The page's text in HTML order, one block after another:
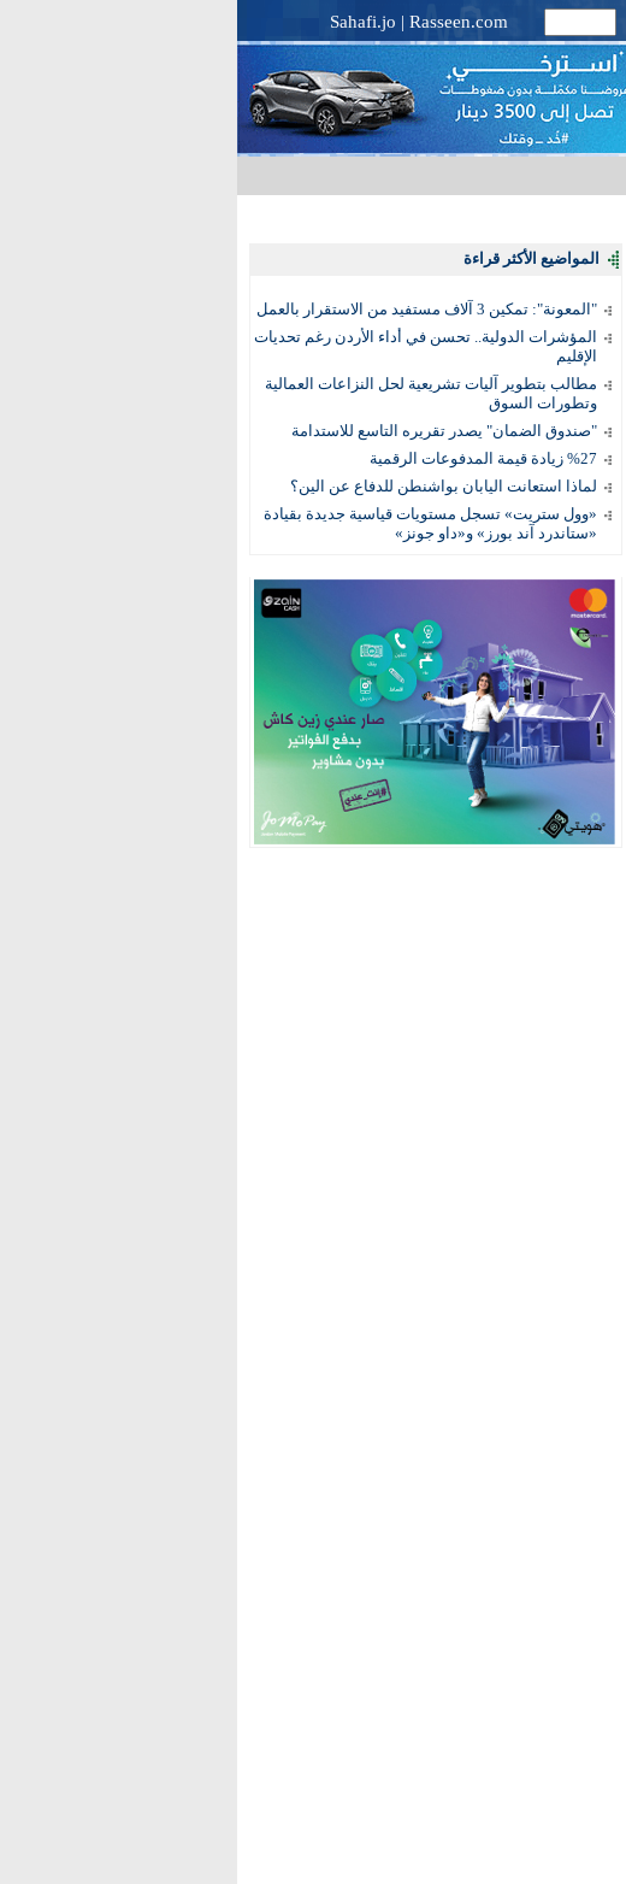
Sahafi.jo | Rasseen.com
المواضيع الأكثر قراءة
"المعونة": تمكين 3 آلاف مستفيد من الاستقرار بالعمل
المؤشرات الدولية.. تحسن في أداء الأردن رغم تحديات
الإقليم
مطالب بتطوير آليات تشريعية لحل النزاعات العمالية
وتطورات السوق
"صندوق الضمان" يصدر تقريره التاسع للاستدامة
%27 زيادة قيمة المدفوعات الرقمية
لماذا استعانت اليابان بواشنطن للدفاع عن الين؟
«وول ستريت» تسجل مستويات قياسية جديدة بقيادة
«ستاندرد آند بورز» و«داو جونز»